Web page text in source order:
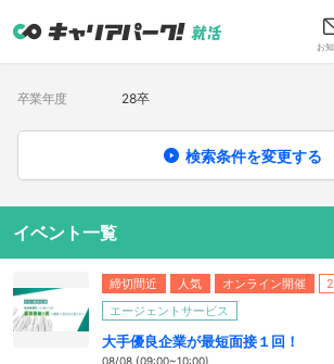
お
卒業年度 28卒
検索条件を変更する
イベント一覧
締切間近 人気 オンライン開催
エージェントサービス
大手優良企業が最短面接１回！
08/08 (09:00~10:00)